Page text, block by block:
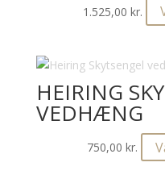
1.525,00 kr.
HEIRING
VEDHÆNG
750,00kr.